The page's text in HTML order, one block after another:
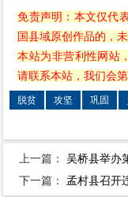
免责声明：本文仅代
国县域原创作品的，
本站为非营利性网站
请联系本站，我们会
脱贫 攻坚 巩固
上一篇：吴桥县举办
下一篇：孟村县召开